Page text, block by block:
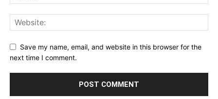
Save my name, email, and website in this browser for the
next time I comment.